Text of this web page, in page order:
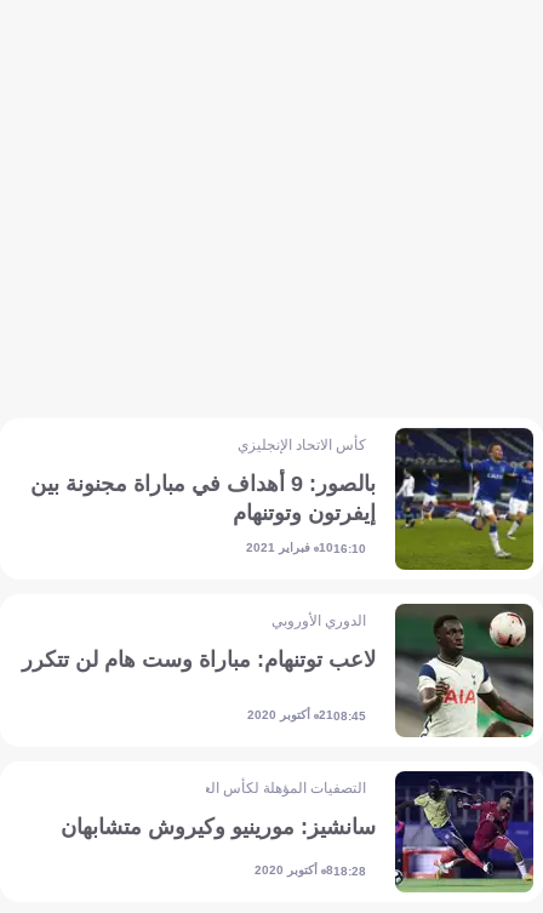
كأس الاتحاد الإنجليزي
بالصور: 9 أهداف في مباراة مجنونة بين
إيفرتون وتوتنهام
16:1010 فبراير 2021
الدوري الأوروبي
لاعب توتنهام: مباراة وست هام لن تتكرر
08:4521 أكتوبر 2020
التصفيات المؤهلة لكأس العالم - أمريكا الجنوبية
سانشيز: مورينيو وكيروش متشابهان
18:288 أكتوبر 2020